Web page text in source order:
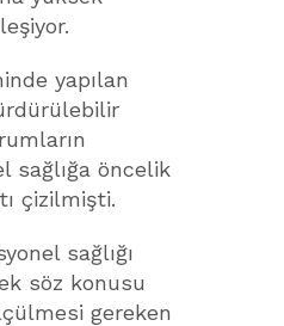
yapılan
sağlığa öncelik
çizilmişti.
sağlığı
söz konusu
gereken